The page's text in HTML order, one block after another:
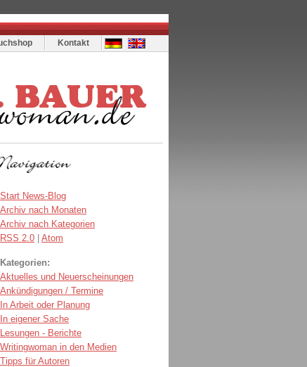
Kontakt
Start News-Blog
Archiv nach Monaten
Archiv nach Kategorien
RSS 2.0 | Atom
Kategorien:
Aktuelles und Neuerscheinungen
Ankündigungen / Termine
In Arbeit oder Planung
In eigener Sache
Lesungen - Berichte
Writingwoman in den Medien
Tipps für Autoren